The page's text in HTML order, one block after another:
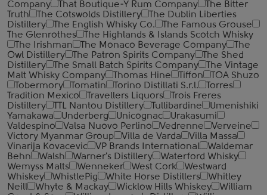
Company
That Boutique-Y Rum Company
The Bitter
Truth
The Cotswolds Distillery
The Dublin Liberties
Distillery
The English Whisky Co.
The Famous Grouse
The Glenrothes
The Highlands & Islands Scotch Whisky
The Irishman
The Monaco Beverage Company
The
Owl Distillery
The Patron Spirits Company
The Shed
Distillery
The Small Batch Spirits Company
The Vintage
Malt Whisky Company
Thomas Hine Tiffon
TOA Shuzo
Tobermory
Tomatin Torino Distillati S.r.l.
Torres
Tradition Mexico
Travellers Liquors
Trois Freres
Distillery
TTL Nantou Distillery Tullibardine
Umenishiki
Yamakawa
Underberg Unicognac
Urakasumi
Valdespino
Valsa Nuovo Perlino Vedrenne
Verveine
Victory Myanmar Group
Villa de Varda
Villa Massa
Vinarija Kovacevic
VP Brands International
Waldemar
Behn
Walsh Warner's Distillery
Waterford Whisky
Wemyss Malts
Wenneker West Cork
Westward
Whiskey
WhistlePig White Horse Distillers
Whitley
Neill
Whyte & Mackay Wicklow Hills Whiskey
William